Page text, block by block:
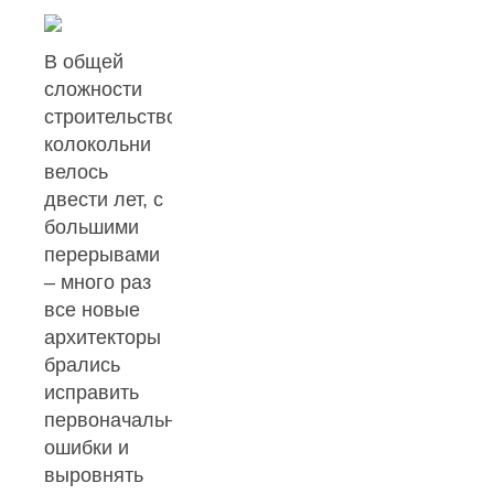
В общей
сложности
строительство
колокольни
велось
двести лет, с
большими
перерывами
– много раз
все новые
архитекторы
брались
исправить
первоначальные
ошибки и
выровнять